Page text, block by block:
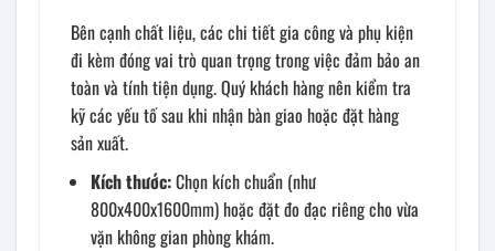
Bên cạnh chất liệu, các chi tiết gia công và phụ kiện
đi kèm đóng vai trò quan trọng trong việc đảm bảo an
toàn và tính tiện dụng. Quý khách hàng nên kiểm tra
kỹ các yếu tố sau khi nhận bàn giao hoặc đặt hàng
sản xuất.
Kích thước:Chọn kích chuẩn (như
800x400x1600mm) hoặc đặt đo đạc riêng cho vừa
vặn không gian phòng khám.